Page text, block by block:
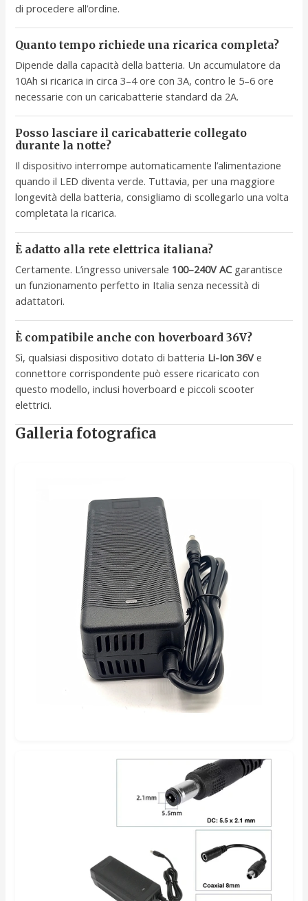
di procedere all’ordine.
Quanto tempo richiede una ricarica completa?
Dipende dalla capacità della batteria. Un accumulatore da
10Ah si ricarica in circa 3–4 ore con 3A, contro le 5–6 ore
necessarie con un caricabatterie standard da 2A.
Posso lasciare il caricabatterie collegato
durante la notte?
Il dispositivo interrompe automaticamente l’alimentazione
quando il LED diventa verde. Tuttavia, per una maggiore
longevità della batteria, consigliamo di scollegarlo una volta
completata la ricarica.
È adatto alla rete elettrica italiana?
Certamente. L’ingresso universale 100–240V ACgarantisce
un funzionamento perfetto in Italia senza necessità di
adattatori.
È compatibile anche con hoverboard 36V?
Sì, qualsiasi dispositivo dotato di batteria Li-Ion 36Ve
connettore corrispondente può essere ricaricato con
questo modello, inclusi hoverboard e piccoli scooter
elettrici.
Galleria fotografica